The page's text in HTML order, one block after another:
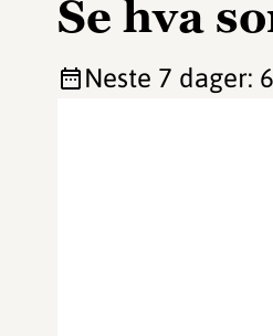
Se hva
Neste 7 dager: